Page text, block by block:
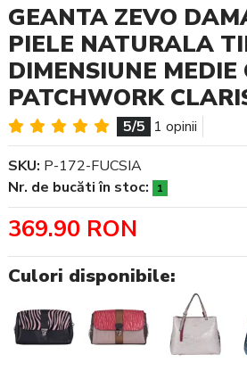
GEANTA ZEVO
PIELE NATURALA
DIMENSIUNE MEDIE
PATCHWORK
Culori disponibile:
5/5 1 opinii
SKU: P-172-FUCSIA
Nr. de bucăti în stoc:
1
369.90 RON